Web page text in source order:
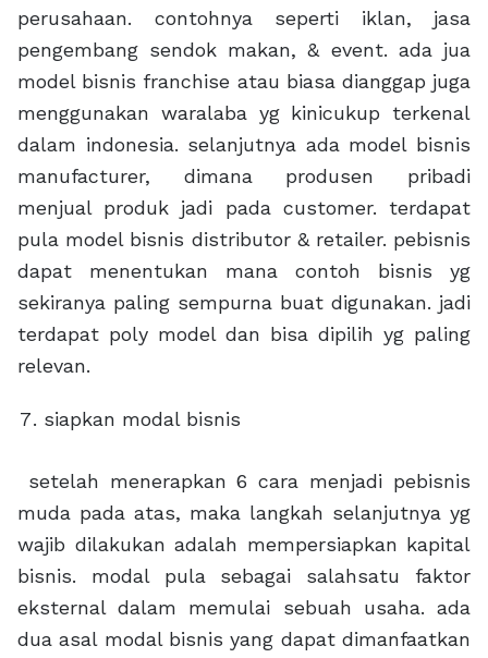
perusahaan. contohnya seperti iklan, jasa
pengembang sendok makan, & event. ada jua
model bisnis franchise atau biasa dianggap juga
menggunakan waralaba yg kinicukup terkenal
dalam indonesia. selanjutnya ada model bisnis
manufacturer, dimana produsen pribadi
menjual produk jadi pada customer. terdapat
pula model bisnis distributor & retailer. pebisnis
dapat menentukan mana contoh bisnis yg
sekiranya paling sempurna buat digunakan. jadi
terdapat poly model dan bisa dipilih yg paling
relevan.
siapkan modal bisnis
setelah menerapkan 6 cara menjadi pebisnis
muda pada atas, maka langkah selanjutnya yg
wajib dilakukan adalah mempersiapkan kapital
bisnis. modal pula sebagai salahsatu faktor
eksternal dalam memulai sebuah usaha. ada
dua asal modal bisnis yang dapat dimanfaatkan